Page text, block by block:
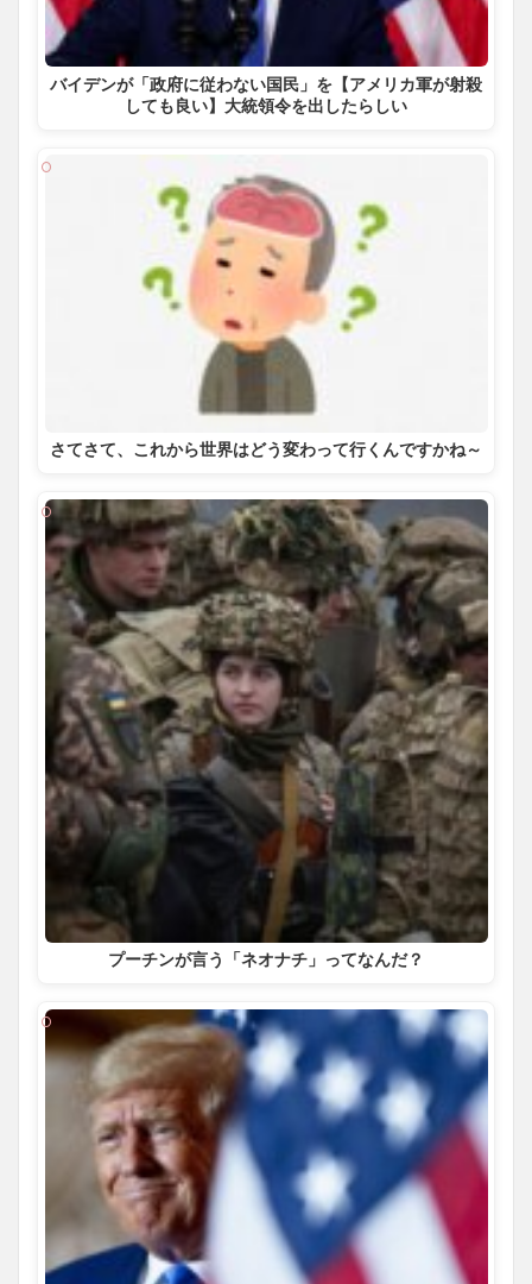
バイデンが「政府に従わない国民」を【アメリカ軍が射殺
しても良い】大統領令を出したらしい
さてさて、これから世界はどう変わって行くんですかね～
プーチンが言う「ネオナチ」ってなんだ？